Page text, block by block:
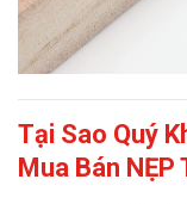
Tại Sao Quý
Mua Bán NẸP